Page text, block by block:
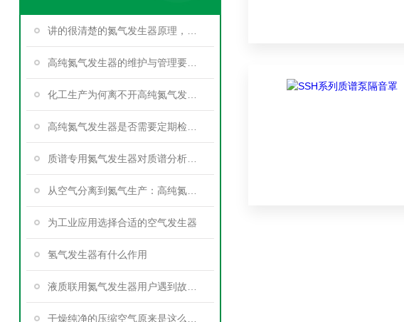
高纯氮气发生器的维护与管理要点分享
化工生产为何离不开高纯氮气发生器
质谱专用氮气发生器对质谱分析效率的提升
从空气分离到氮气生产：高纯氮气发生器的全过程
为工业应用选择合适的空气发生器
氢气发生器有什么作用